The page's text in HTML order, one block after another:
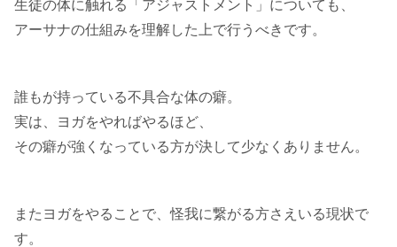
生徒の体に触れる「アジャストメント」についても、
アーサナの仕組みを理解した上で行うべきです。
誰もが持っている不具合な体の癖。
実は、ヨガをやればやるほど、
その癖が強くなっている方が決して少なくありません。
またヨガをやることで、怪我に繋がる方さえいる現状で
す。